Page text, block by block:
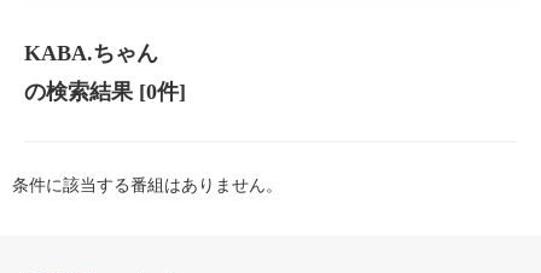
KABA.ちゃん
の検索結果[0件]
条件に該当する番組はありません。